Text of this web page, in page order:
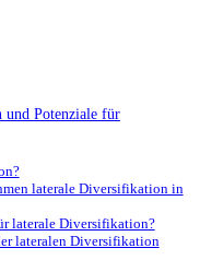
Potenziale für
⁣laterale Diversifikation in
laterale ⁣Diversifikation?
lateralen Diversifikation